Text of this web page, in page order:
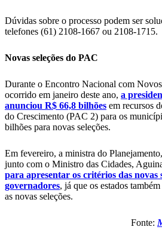
Dúvidas sobre o processo podem ser
telefones (61) 2108-1667 ou 2108-1715.
Novas seleções do PAC
Durante o Encontro Nacional com
ocorrido em janeiro deste ano, a
anunciou R$ 66,8 bilhões em recursos
do Crescimento (PAC 2) para os
bilhões para novas seleções.
Em fevereiro, a ministra do
junto com o Ministro das Cidades,
para apresentar os critérios das novas
governadores, já que os estados
as novas seleções.
Fonte: